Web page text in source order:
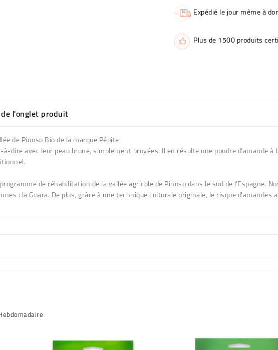
Expédié le jour même à
Plus de 1500 produits
l'onglet produit
de Pinoso Bio de la marque Pépite
à-dire avec leur peau brune, simplement broyées. Il en résulte une poudre d’amande
de réhabilitation de la vallée agricole de Pinoso dans le sud de l'Espagne.
: la Guara. De plus, grâce à une technique culturale originale, le risque